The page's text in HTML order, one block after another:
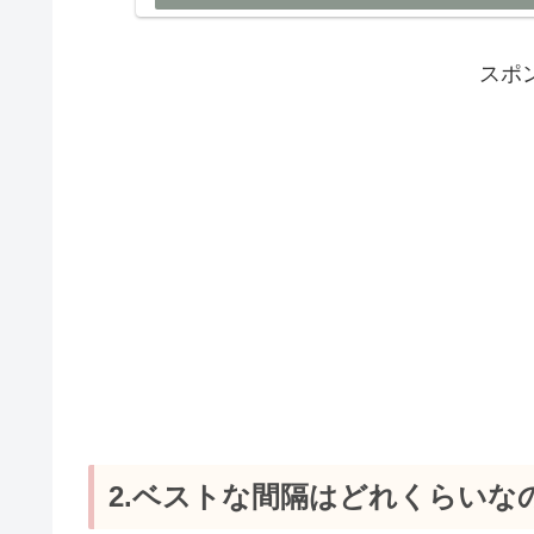
スポ
2.ベストな間隔はどれくらいな